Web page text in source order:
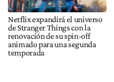
Netflix expandirá el universo
de Stranger Things con la
renovación de su spin-off
animado para una segunda
temporada